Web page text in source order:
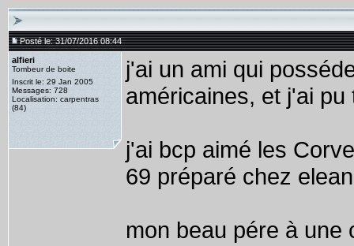
Posté le: 31/07/2016 08:44
alfieri
Tombeur de boite
Inscrit le: 29 Jan 2005
Messages: 728
Localisation: carpentras
(84)
j'ai un ami qui
américaines, et j'ai
j'ai bcp aimé les
69 préparé chez
mon beau pére à